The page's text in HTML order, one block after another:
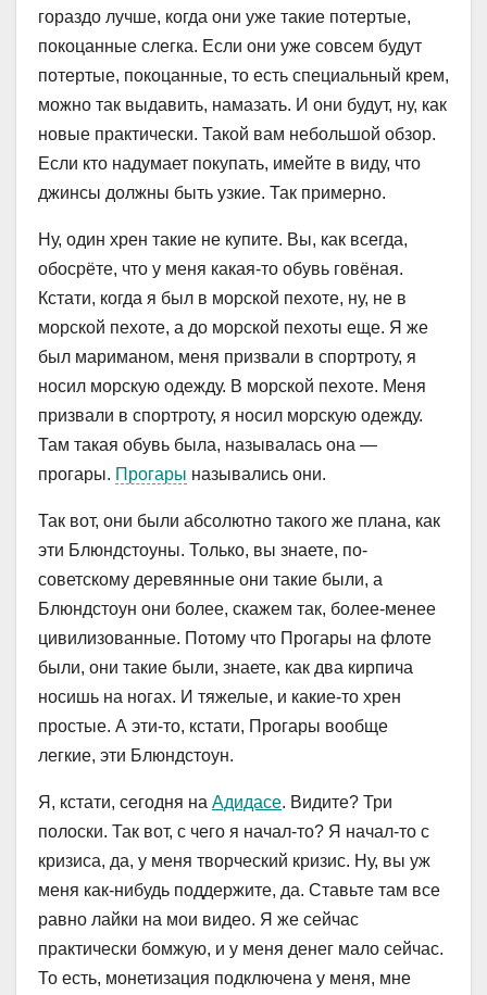
гораздо лучше, когда они уже такие потертые,
покоцанные слегка. Если они уже совсем будут
потертые, покоцанные, то есть специальный крем,
можно так выдавить, намазать. И они будут, ну, как
новые практически. Такой вам небольшой обзор.
Если кто надумает покупать, имейте в виду, что
джинсы должны быть узкие. Так примерно.
Ну, один хрен такие не купите. Вы, как всегда,
обосрёте, что у меня какая-то обувь говёная.
Кстати, когда я был в морской пехоте, ну, не в
морской пехоте, а до морской пехоты еще. Я же
был мариманом, меня призвали в спортроту, я
носил морскую одежду. В морской пехоте. Меня
призвали в спортроту, я носил морскую одежду.
Там такая обувь была, называлась она —
прогары. Прогары назывались они.
Так вот, они были абсолютно такого же плана, как
эти Блюндстоуны. Только, вы знаете, по-
советскому деревянные они такие были, а
Блюндстоун они более, скажем так, более-менее
цивилизованные. Потому что Прогары на флоте
были, они такие были, знаете, как два кирпича
носишь на ногах. И тяжелые, и какие-то хрен
простые. А эти-то, кстати, Прогары вообще
легкие, эти Блюндстоун.
Я, кстати, сегодня на Адидасе. Видите? Три
полоски. Так вот, с чего я начал-то? Я начал-то с
кризиса, да, у меня творческий кризис. Ну, вы уж
меня как-нибудь поддержите, да. Ставьте там все
равно лайки на мои видео. Я же сейчас
практически бомжую, и у меня денег мало сейчас.
То есть, монетизация подключена у меня, мне